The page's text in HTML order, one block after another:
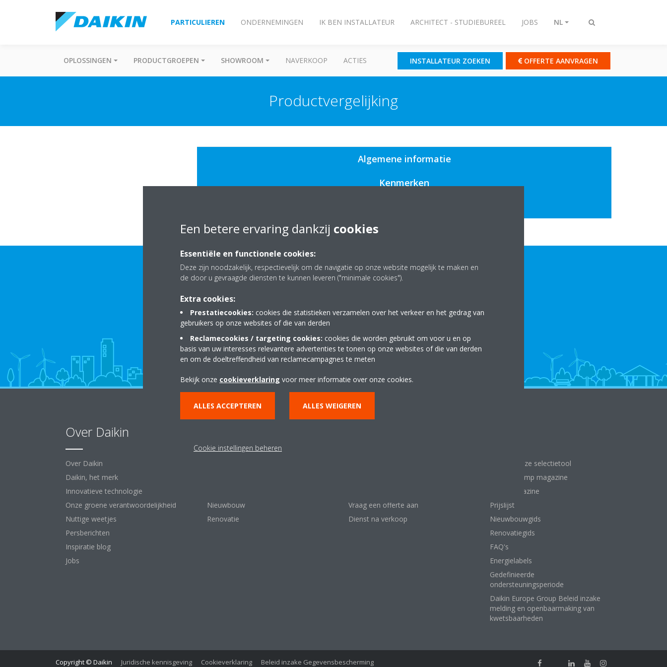
Zoeken
PARTICULIEREN ONDERNEMINGEN IK BEN INSTALLATEUR ARCHITECT - STUDIEBUREEL JOBS NL
OPLOSSINGEN PRODUCTGROEPEN SHOWROOM NAVERKOOP ACTIES INSTALLATEUR ZOEKEN OFFERTE AANVRAGEN
Productvergelijking
Algemene informatie
Kenmerken
Hulp nodig?
CONTACTEER ONS
Over Daikin
Over Daikin
Daikin, het merk
Innovatieve technologieën
Onze groene verantwoordelijkheid
Nuttige weetjes
Persberichten
Inspiratie blog
Jobs
Nieuwbouw
Renovatie
Vraag een offerte aan
Dienst na verkoop
Gebruik onze selectietool
Warmtepomp magazine
Airco magazine
Prijslijst
Nieuwbouwgids
Renovatiegids
FAQ's
Energielabels
Gedefinieerde
ondersteuningsperiode
Daikin Europe Group Beleid inzake
melding en openbaarmaking van
kwetsbaarheden
Copyright © Daikin Juridische kennisgeving Cookieverklaring Beleid inzake Gegevensbescherming
Een betere ervaring dankzij cookies
Essentiële en functionele cookies:
Deze zijn noodzakelijk, respectievelijk om de navigatie op onze website mogelijk te maken en
de door u gevraagde diensten te kunnen leveren ("minimale cookies").
Extra cookies:
Prestatiecookies: cookies die statistieken verzamelen over het verkeer en het gedrag van
gebruikers op onze websites of die van derden
Reclamecookies / targeting cookies: cookies die worden gebruikt om voor u en op
basis van uw interesses relevantere advertenties te tonen op onze websites of die van derden
en om de doeltreffendheid van reclamecampagnes te meten
Bekijk onze cookieverklaring voor meer informatie over onze cookies.
ALLES ACCEPTEREN ALLES WEIGEREN
Cookie instellingen beheren